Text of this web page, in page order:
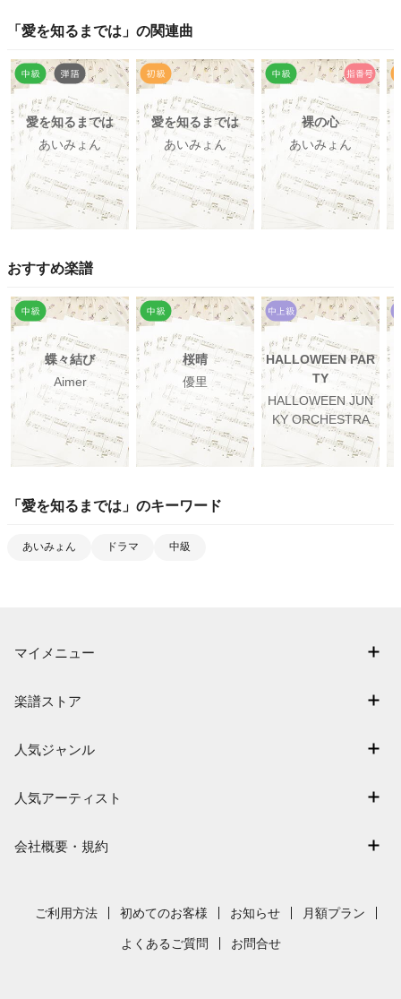
「 愛を知るまでは 」の関連曲
愛を知るまでは
あいみょん
愛を知るまでは
あいみょん
裸の心
あいみょん
おすすめ楽譜
蝶々結び
Aimer
桜晴
優里
HALLOWEEN PAR
TY
HALLOWEEN JUN
KY ORCHESTRA
「 愛を知るまでは 」のキーワード
あいみょん ドラマ 中級
マイメニュー
退会はこちら
楽譜ストア
難易度別に探す
まもなく配信
人気ジャンル
保育
発表会
人気アーティスト
新沢としひこ
会社概要・規約
採用情報
ご利用方法 初めてのお客様 お知らせ 月額プラン
よくあるご質問 お問合せ